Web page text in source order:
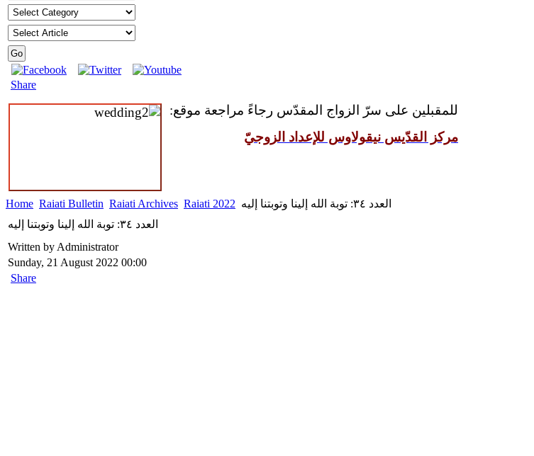
Share
للمقبلين على سرّ الزواج المقدّس رجاءً مراجعة موقع:
مركز القدّيس نيقولاوس للإعداد الزوجيّ
Home Raiati Bulletin Raiati Archives Raiati 2022
العدد ٣٤: توبة الله إلينا وتوبتنا إليه
العدد ٣٤: توبة الله إلينا وتوبتنا إليه
Written by Administrator
Sunday, 21 August 2022 00:00
Share